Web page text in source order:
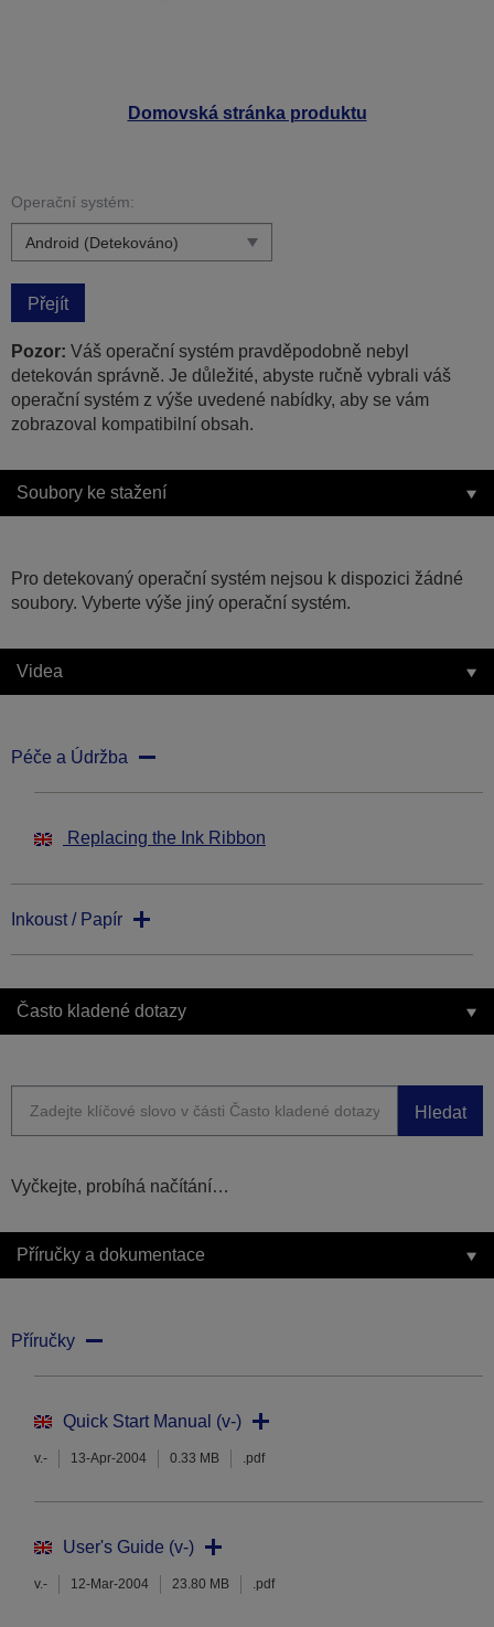
Domovská stránka produktu
Operační systém:
Přejít
Pozor: Váš operační systém pravděpodobně nebyl
detekován správně. Je důležité, abyste ručně vybrali váš
operační systém z výše uvedené nabídky, aby se vám
zobrazoval kompatibilní obsah.
Soubory ke stažení
Pro detekovaný operační systém nejsou k dispozici žádné
soubory. Vyberte výše jiný operační systém.
Videa
Péče a Údržba
Replacing the Ink Ribbon
Inkoust / Papír
Často kladené dotazy
Hledat
Vyčkejte, probíhá načítání…
Příručky a dokumentace
Příručky
Quick Start Manual (v-)
v.- 13-Apr-2004 0.33 MB .pdf
User's Guide (v-)
v.- 12-Mar-2004 23.80 MB .pdf